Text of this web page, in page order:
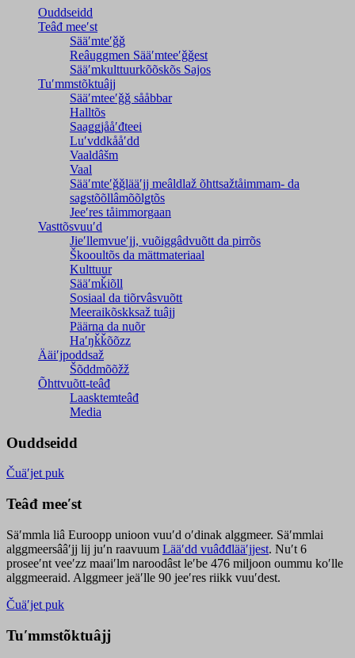
Ouddseidd
Teâđ meeʹst
Sääʹmteʹǧǧ
Reâuggmen Sääʹmteeʹǧǧest
Sääʹmkulttuurkõõskõs Sajos
Tuʹmmstõktuâjj
Sääʹmteeʹǧǧ sååbbar
Halltõs
Saaǥǥjååʹđteei
Luʹvddkååʹdd
Vaaldâšm
Vaal
Sääʹmteʹǧǧlääʹjj meâldlaž õhttsažtåimmam- da
saǥstõõllâmõõlǥtõs
Jeeʹres tåimmorgaan
Vasttõsvuuʹd
Jieʹllemvueʹjj, vuõiggâdvuõtt da pirrõs
Škooultõs da mättmateriaal
Kulttuur
Sääʹmǩiõll
Sosiaal da tiõrvâsvuõtt
Meeraikõskksaž tuâjj
Päärna da nuõr
Haʹŋǩǩõõzz
Ääiʹjpoddsaž
Šõddmõõžž
Õhttvuõtt-teâđ
Laasktemteâđ
Media
Ouddseidd
Čuäʹjet puk
Teâđ meeʹst
Säʹmmla liâ Euroopp unioon vuuʹd oʹdinak alggmeer. Säʹmmlai
alggmeersââʹjj lij juʹn raavuum Lääʹdd vuâđđlääʹjjest. Nuʹt 6
proseeʹnt veeʹzz maaiʹlm naroodâst leʹbe 476 miljoon oummu koʹlle
alggmeeraid. Alggmeer jeäʹlle 90 jeeʹres riikk vuuʹdest.
Čuäʹjet puk
Tuʹmmstõktuâjj